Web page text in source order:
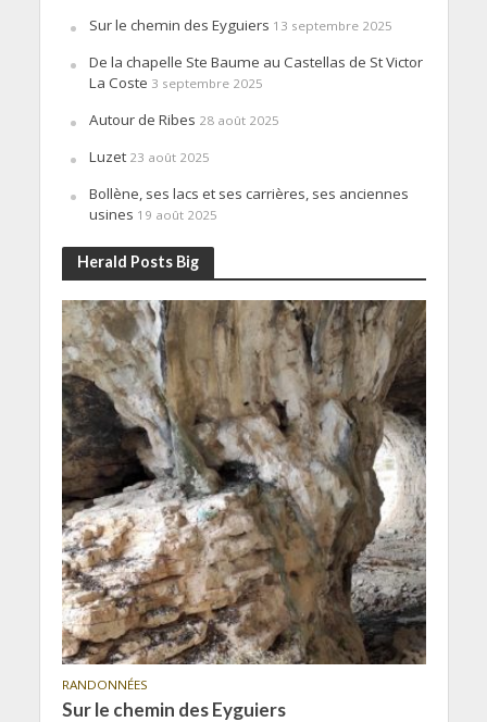
Sur le chemin des Eyguiers 13 septembre 2025
De la chapelle Ste Baume au Castellas de St Victor
La Coste 3 septembre 2025
Autour de Ribes 28 août 2025
Luzet 23 août 2025
Bollène, ses lacs et ses carrières, ses anciennes
usines 19 août 2025
Herald Posts Big
RANDONNÉES
Sur le chemin des Eyguiers